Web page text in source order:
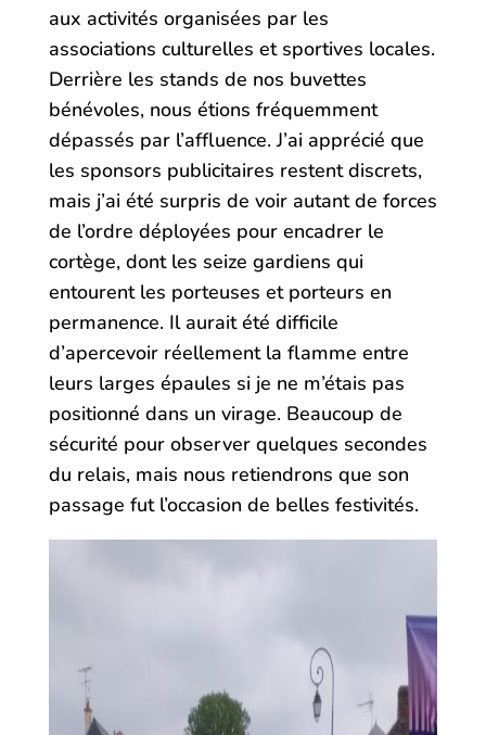
aux activités organisées par les
associations culturelles et sportives locales.
Derrière les stands de nos buvettes
bénévoles, nous étions fréquemment
dépassés par l’affluence. J’ai apprécié que
les sponsors publicitaires restent discrets,
mais j’ai été surpris de voir autant de forces
de l’ordre déployées pour encadrer le
cortège, dont les seize gardiens qui
entourent les porteuses et porteurs en
permanence. Il aurait été difficile
d’apercevoir réellement la flamme entre
leurs larges épaules si je ne m’étais pas
positionné dans un virage. Beaucoup de
sécurité pour observer quelques secondes
du relais, mais nous retiendrons que son
passage fut l’occasion de belles festivités.